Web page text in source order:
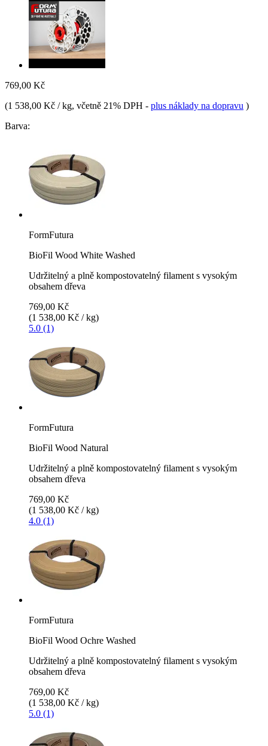
769,00 Kč
(1 538,00 Kč / kg, včetně 21% DPH - plus náklady na dopravu )
Barva:
FormFutura
BioFil Wood White Washed
Udržitelný a plně kompostovatelný filament s vysokým
obsahem dřeva
769,00 Kč
(1 538,00 Kč / kg)
5.0 (1)
FormFutura
BioFil Wood Natural
Udržitelný a plně kompostovatelný filament s vysokým
obsahem dřeva
769,00 Kč
(1 538,00 Kč / kg)
4.0 (1)
FormFutura
BioFil Wood Ochre Washed
Udržitelný a plně kompostovatelný filament s vysokým
obsahem dřeva
769,00 Kč
(1 538,00 Kč / kg)
5.0 (1)